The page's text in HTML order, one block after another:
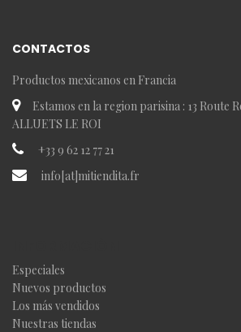
CONTACTOS
Productos mexicanos en Francia
Estamos en la region parisina : 13 Route
ALLUETS LE ROI
+33 9 62 12 77 21
info[at]mitiendita.fr
Especiales
Nuevos productos
Los más vendidos
Nuestras tiendas